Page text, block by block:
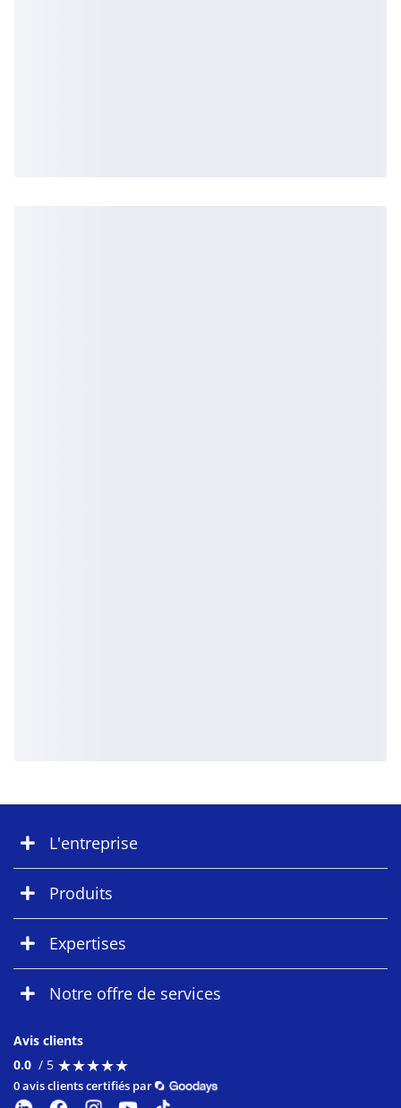
L'entreprise
Produits
Expertises
Notre offre de services
Avis clients
0.0 / 5 ★★★★★
★★★★★
0 avis clients certifiés par